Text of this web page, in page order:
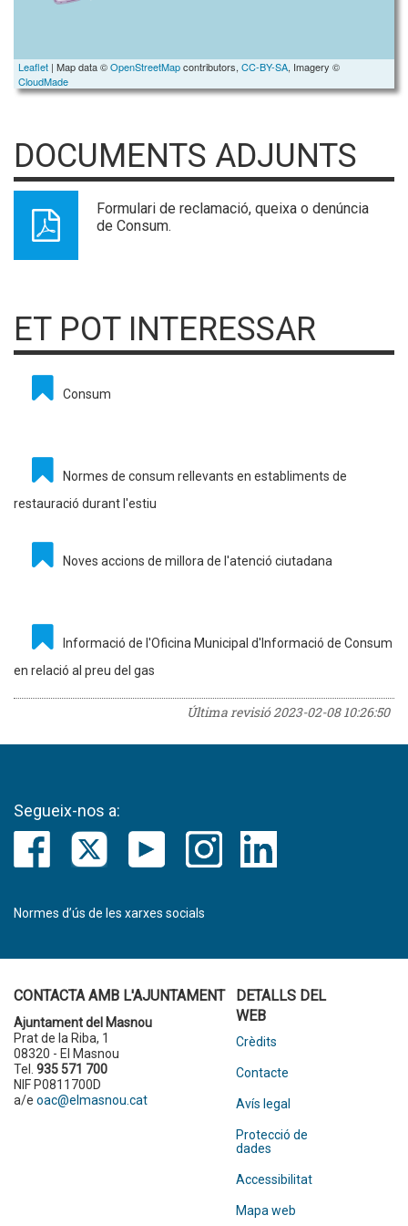
Leaflet | Map data ©OpenStreetMapcontributors, CC-BY-SA, Imagery ©
CloudMade
DOCUMENTS ADJUNTS
Formulari de reclamació, queixa o denúncia
de Consum.
ET POT INTERESSAR
Consum
Normes de consum rellevants en establiments de
restauració durant l'estiu
Noves accions de millora de l'atenció ciutadana
Informació de l'Oficina Municipal d'Informació de Consum
en relació al preu del gas
Última revisió2023-02-08 10:26:50
Segueix-nos a:
Normes d’ús de les xarxes socials
CONTACTA AMB L'AJUNTAMENT
Ajuntament del Masnou
Prat de la Riba, 1
08320 - El Masnou
Tel. 935 571 700
NIF P0811700D
a/e oac@elmasnou.cat
DETALLS DEL
WEB
Crèdits
Contacte
Avís legal
Protecció de
dades
Accessibilitat
Mapa web